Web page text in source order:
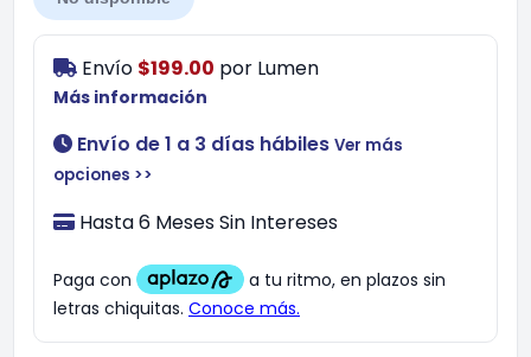
Envío $199.00 por Lumen
Más información
Envío de 1 a 3 días hábiles Ver más
opciones >>
Hasta 6 Meses Sin Intereses